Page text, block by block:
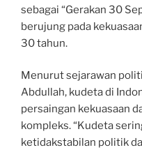
sebagai “Gerakan 30
berujung pada
30 tahun.
Menurut sejarawan
Abdullah, kudeta di
persaingan kekuasaan
kompleks. “Kudeta
ketidakstabilan politik